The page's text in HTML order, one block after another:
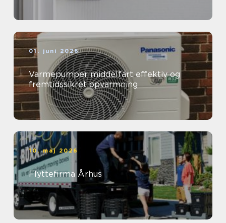
01. juni 2026
Varmepumper middelfart effektiv og
fremtidssikret opvarmning
10. maj 2026
Flyttefirma Århus